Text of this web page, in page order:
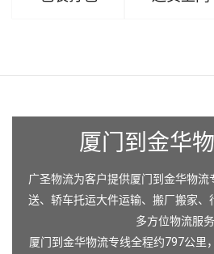
厦门到金华
广圣物流为客户提供厦门到金华物
送、轿车托运大件运输、搬厂搬家
多方位物流服务
厦门到金华物流专线全程约797公里